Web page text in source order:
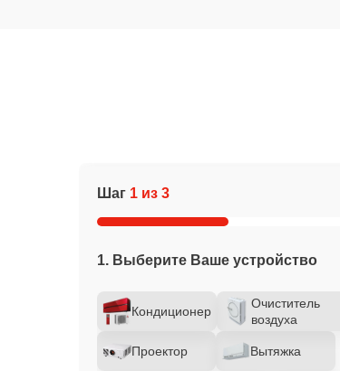
Шаг 1 из 3
1. Выберите Ваше устройство
Кондиционер
Очиститель
воздуха
Проектор
Вытяжка